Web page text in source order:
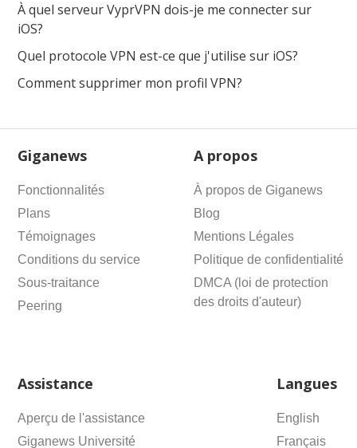
À quel serveur VyprVPN dois-je me connecter sur
iOS?
Quel protocole VPN est-ce que j'utilise sur iOS?
Comment supprimer mon profil VPN?
Giganews
Fonctionnalités
Plans
Témoignages
Conditions du service
Sous-traitance
Peering
A propos
À propos de Giganews
Blog
Mentions Légales
Politique de confidentialité
DMCA (loi de protection
des droits d'auteur)
Assistance
Aperçu de l'assistance
Giganews Université
Langues
English
Français